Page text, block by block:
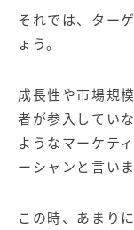
それでは、ター
ょう。
成長性や市場規
者が参入してい
ようなマーケテ
ーシャンと言いま
この時、あまり